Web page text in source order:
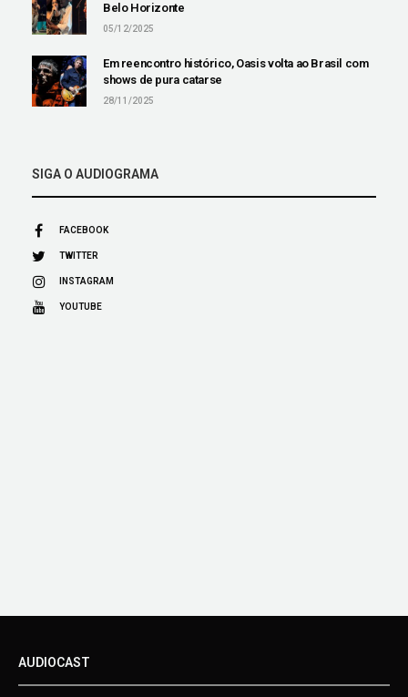
Belo Horizonte
05/12/2025
Em reencontro histórico, Oasis volta ao Brasil com
shows de pura catarse
28/11/2025
SIGA O AUDIOGRAMA
FACEBOOK
TWITTER
INSTAGRAM
YOUTUBE
AUDIOCAST